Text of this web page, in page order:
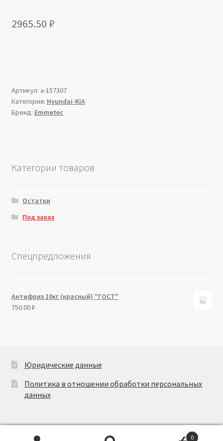
2965.50 ₽
Артикул: a-157307
Категория: Hyundai-KIA
Бренд: Emmetec
Категории товаров
Остатки
Под заказ
Спецпредложения
Антифриз 10кг (красный) "ГОСТ"
750.00₽
Юридические данные
Политика в отношении обработки персональных
данных
0